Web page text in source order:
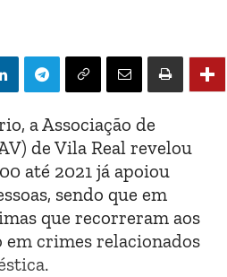
a Associação de
de Vila Real revelou
até 2021 já apoiou
sendo que em
que recorreram aos
em crimes relacionados